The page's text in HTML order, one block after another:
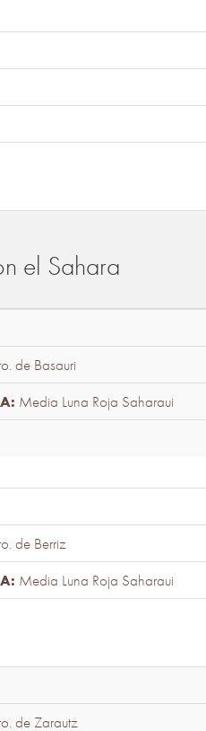
el Sahara
de Basauri
Media Luna Roja Saharaui
de Berriz
Media Luna Roja Saharaui
de Zarautz